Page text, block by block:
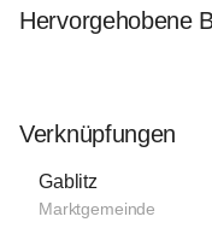
Hervorgehobene
Verknüpfungen
Gablitz
Marktgemeinde